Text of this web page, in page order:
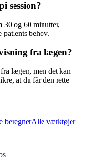
session?
30 og 60 minutter,
behov.
fra lægen?
lægen, men det kan
at du får den rette
beregnerAlle værktøjer